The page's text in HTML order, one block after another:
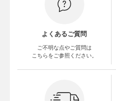
よくあるご質問
ご不明な点やご質問は
こちらをご参照ください。